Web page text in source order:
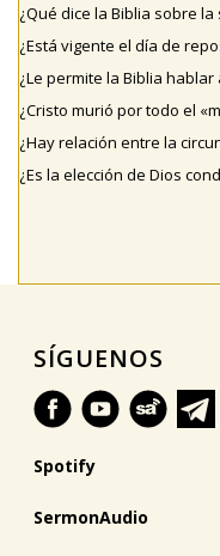
¿Qué dice la Biblia sobre
¿Está vigente el día de
¿Le permite la Biblia
¿Cristo murió por todo el
¿Hay relación entre la
¿Es la elección de Dios
SÍGUENOS
Spotify
SermonAudio